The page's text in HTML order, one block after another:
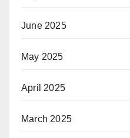
June 2025
May 2025
April 2025
March 2025